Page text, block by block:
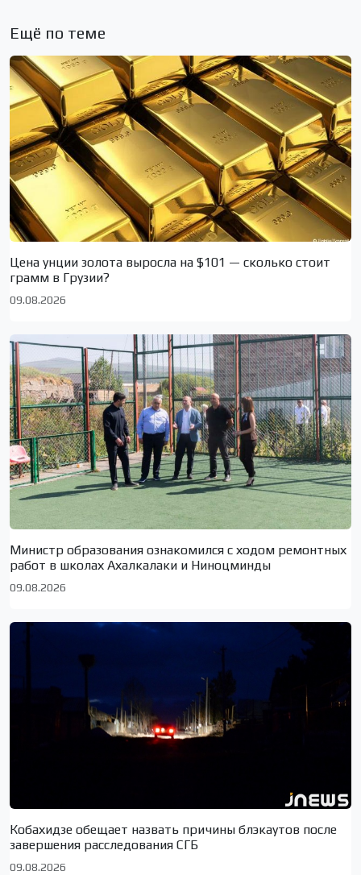
Ещё по теме
Цена унции золота выросла на $101 — сколько стоит
грамм в Грузии?
09.08.2026
Министр образования ознакомился с ходом ремонтных
работ в школах Ахалкалаки и Ниноцминды
09.08.2026
Кобахидзе обещает назвать причины блэкаутов после
завершения расследования СГБ
09.08.2026